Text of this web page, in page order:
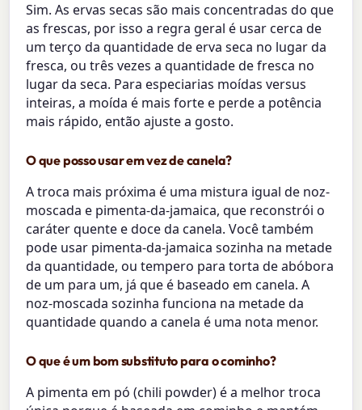
Sim. As ervas secas são mais concentradas do que
as frescas, por isso a regra geral é usar cerca de
um terço da quantidade de erva seca no lugar da
fresca, ou três vezes a quantidade de fresca no
lugar da seca. Para especiarias moídas versus
inteiras, a moída é mais forte e perde a potência
mais rápido, então ajuste a gosto.
O que posso usar em vez de canela?
A troca mais próxima é uma mistura igual de noz-
moscada e pimenta-da-jamaica, que reconstrói o
caráter quente e doce da canela. Você também
pode usar pimenta-da-jamaica sozinha na metade
da quantidade, ou tempero para torta de abóbora
de um para um, já que é baseado em canela. A
noz-moscada sozinha funciona na metade da
quantidade quando a canela é uma nota menor.
O que é um bom substituto para o cominho?
A pimenta em pó (chili powder) é a melhor troca